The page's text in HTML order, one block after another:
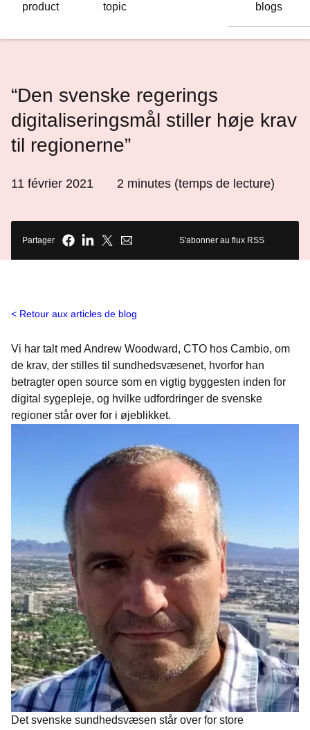
product
topic
blogs
“Den svenske regerings
digitaliseringsmål stiller høje krav
til regionerne”
11 février 2021 2 minutes (temps de lecture)
Partager S'abonner au flux RSS
Retour aux articles de blog
Vi har talt med Andrew Woodward, CTO hos Cambio, om
de krav, der stilles til sundhedsvæsenet, hvorfor han
betragter open source som en vigtig byggesten inden for
digital sygepleje, og hvilke udfordringer de svenske
regioner står over for i øjeblikket.
Det svenske sundhedsvæsen står over for store